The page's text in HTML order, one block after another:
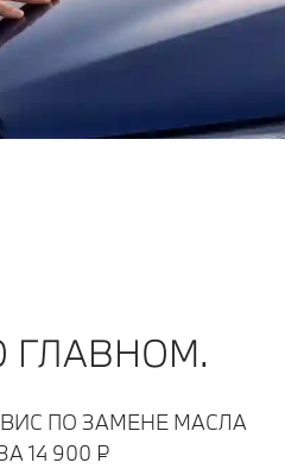
ГЛАВНОМ.
ПО ЗАМЕНЕ МАСЛА
14 900 ₽